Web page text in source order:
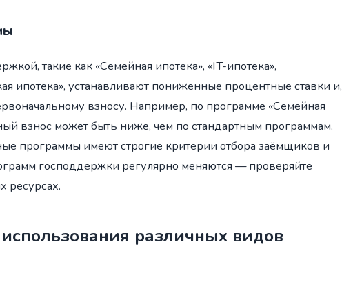
такие как «Семейная ипотека», «IT-ипотека»,
ипотека», устанавливают пониженные процентные ставки и,
взносу. Например, по программе «Семейная
взнос может быть ниже, чем по стандартным программам.
программы имеют строгие критерии отбора заёмщиков и
господдержки регулярно меняются — проверяйте
ресурсах.
различных видов